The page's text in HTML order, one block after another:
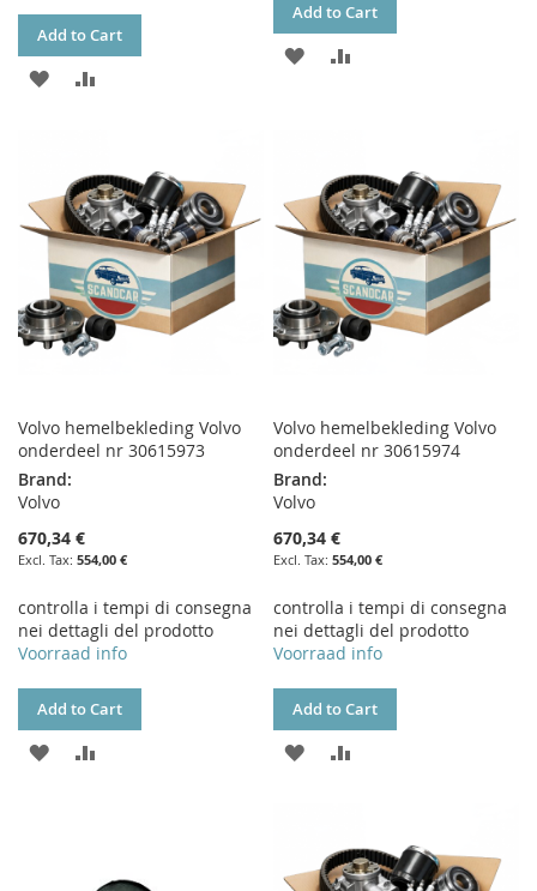
Add to Cart
ADD
LIST
Add to Cart
ADD
LIST
Volvo hemelbekleding Volvo
onderdeel nr 30615973
Brand:
Volvo
670,34 €
554,00 €
controlla i tempi di consegna
nei dettagli del prodotto
Voorraad info
Add to Cart
ADD
Volvo hemelbekleding Volvo
onderdeel nr 30615974
Brand:
Volvo
670,34 €
554,00 €
controlla i tempi di consegna
nei dettagli del prodotto
Voorraad info
Add to Cart
ADD
LIST